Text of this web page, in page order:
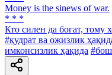
Money is the sinews of war.
* * *
Кто силен да богат, тому
#қудрат ва ожизлик
имконсизлик ҳақида